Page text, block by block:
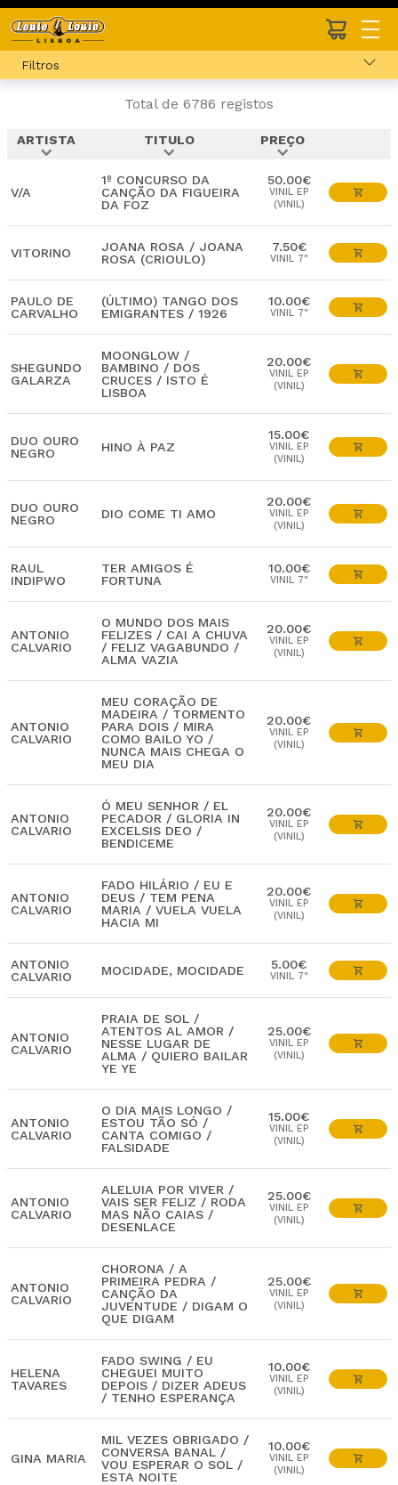
Filtros
Total de 6786 registos
ARTISTA
expand_more
TITULO
expand_more
PREÇO
expand_more
V/A
1º CONCURSO DA
CANÇÃO DA FIGUEIRA
DA FOZ
50.00€
VINIL EP
(VINIL)
VITORINO
JOANA ROSA / JOANA
ROSA (CRIOULO)
7.50€
VINIL 7"
PAULO DE
CARVALHO
(ÚLTIMO) TANGO DOS
EMIGRANTES / 1926
10.00€
VINIL 7"
SHEGUNDO
GALARZA
MOONGLOW /
BAMBINO / DOS
CRUCES / ISTO É
LISBOA
20.00€
VINIL EP
(VINIL)
DUO OURO
NEGRO
HINO À PAZ
15.00€
VINIL EP
(VINIL)
DUO OURO
NEGRO
DIO COME TI AMO
20.00€
VINIL EP
(VINIL)
RAUL
INDIPWO
TER AMIGOS É
FORTUNA
10.00€
VINIL 7"
ANTONIO
CALVARIO
O MUNDO DOS MAIS
FELIZES / CAI A CHUVA
/ FELIZ VAGABUNDO /
ALMA VAZIA
20.00€
VINIL EP
(VINIL)
ANTONIO
CALVARIO
MEU CORAÇÃO DE
MADEIRA / TORMENTO
PARA DOIS / MIRA
COMO BAILO YO /
NUNCA MAIS CHEGA O
MEU DIA
20.00€
VINIL EP
(VINIL)
ANTONIO
CALVARIO
Ó MEU SENHOR / EL
PECADOR / GLORIA IN
EXCELSIS DEO /
BENDICEME
20.00€
VINIL EP
(VINIL)
ANTONIO
CALVARIO
FADO HILÁRIO / EU E
DEUS / TEM PENA
MARIA / VUELA VUELA
HACIA MI
20.00€
VINIL EP
(VINIL)
ANTONIO
CALVARIO
MOCIDADE, MOCIDADE 5.00€
VINIL 7"
ANTONIO
CALVARIO
PRAIA DE SOL /
ATENTOS AL AMOR /
NESSE LUGAR DE
ALMA / QUIERO BAILAR
YE YE
25.00€
VINIL EP
(VINIL)
ANTONIO
CALVARIO
O DIA MAIS LONGO /
ESTOU TÃO SÓ /
CANTA COMIGO /
FALSIDADE
15.00€
VINIL EP
(VINIL)
ANTONIO
CALVARIO
ALELUIA POR VIVER /
VAIS SER FELIZ / RODA
MAS NÃO CAIAS /
DESENLACE
25.00€
VINIL EP
(VINIL)
ANTONIO
CALVARIO
CHORONA / A
PRIMEIRA PEDRA /
CANÇÃO DA
JUVENTUDE / DIGAM O
QUE DIGAM
25.00€
VINIL EP
(VINIL)
HELENA
TAVARES
FADO SWING / EU
CHEGUEI MUITO
DEPOIS / DIZER ADEUS
/ TENHO ESPERANÇA
10.00€
VINIL EP
(VINIL)
GINA MARIA
MIL VEZES OBRIGADO /
CONVERSA BANAL /
VOU ESPERAR O SOL /
ESTA NOITE
10.00€
VINIL EP
(VINIL)